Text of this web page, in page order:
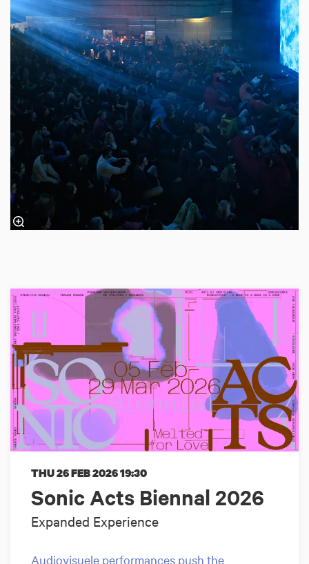
Sonic Acts Biennal 2026
Expanded Experience
THU 26 FEB 202619:30
Audiovisuele performances push the